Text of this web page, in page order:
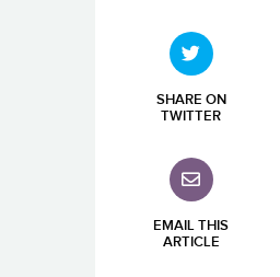
SHARE ON
TWITTER
EMAIL THIS
ARTICLE